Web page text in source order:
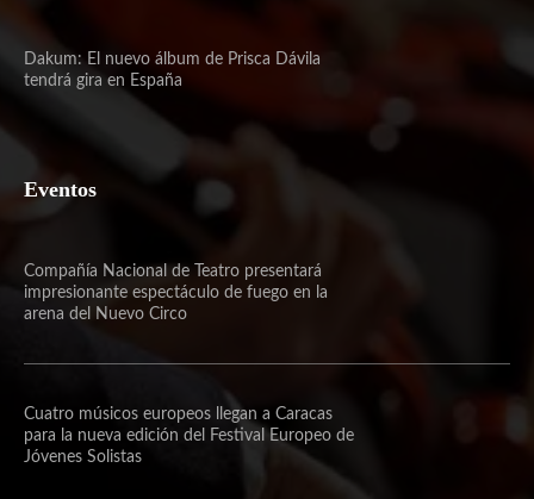
Dakum: El nuevo álbum de Prisca Dávila
tendrá gira en España
Eventos
Compañía Nacional de Teatro presentará
impresionante espectáculo de fuego en la
arena del Nuevo Circo
Cuatro músicos europeos llegan a Caracas
para la nueva edición del Festival Europeo de
Jóvenes Solistas